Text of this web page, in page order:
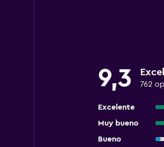
9,3 762
Excelente
Muy bueno
Bueno